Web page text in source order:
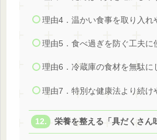
理由4．温かい食事を取り入れ
理由5．食べ過ぎを防ぐ工夫に
理由6．冷蔵庫の食材を無駄に
理由7．特別な健康法より続け
栄養を整える「具だくさん